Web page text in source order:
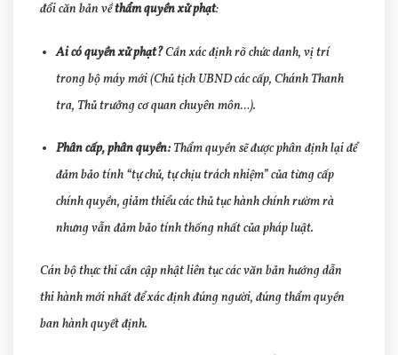
đổi căn bản vềthẩm quyền xử phạt:
Ai có quyền xử phạt?Cần xác định rõ chức danh, vị trí
trong bộ máy mới (Chủ tịch UBND các cấp, Chánh Thanh
tra, Thủ trưởng cơ quan chuyên môn…).
Phân cấp, phân quyền: Thẩm quyền sẽ được phân định lại để
đảm bảo tính “tự chủ, tự chịu trách nhiệm” của từng cấp
chính quyền, giảm thiểu các thủ tục hành chính rườm rà
nhưng vẫn đảm bảo tính thống nhất của pháp luật.
Cán bộ thực thi cần cập nhật liên tục các văn bản hướng dẫn
thi hành mới nhất để xác định đúng người, đúng thẩm quyền
ban hành quyết định.